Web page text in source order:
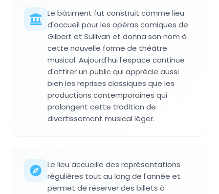
Le bâtiment fut construit comme lieu
d'accueil pour les opéras comiques de
Gilbert et Sullivan et donna son nom à
cette nouvelle forme de théâtre
musical. Aujourd'hui l'espace continue
d'attirer un public qui apprécie aussi
bien les reprises classiques que les
productions contemporaines qui
prolongent cette tradition de
divertissement musical léger.
Le lieu accueille des représentations
régulières tout au long de l'année et
permet de réserver des billets à